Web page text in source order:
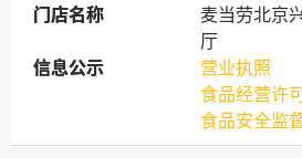
门店名称
门店名称
麦当劳北京
厅
信息公示
信息公示
营业执照
食品经营许
食品安全监